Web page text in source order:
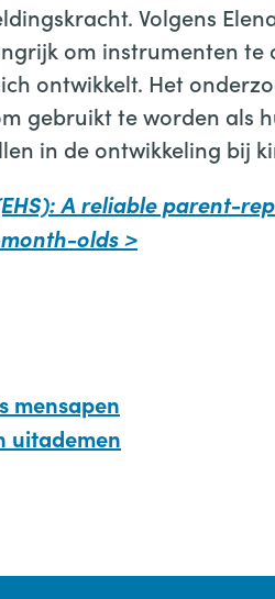
Volgens
om instrumenten te
ontwikkelt. Het
gebruikt te worden als
in de ontwikkeling bij
A reliable parent-
olds >
mensapen
uitademen